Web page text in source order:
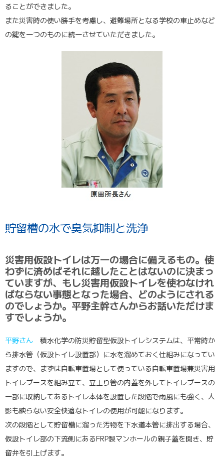
ることができました。
また災害時の使い勝手を考慮し、避難場所となる学校の車止めなど
の鍵を一つのものに統一させていただきました。
貯留槽の水で臭気抑制と洗浄
災害用仮設トイレは万一の場合に備えるもの。使
わずに済めばそれに越したことはないのに決まっ
ていますが、もし災害用仮設トイレを使わなけれ
ばならない事態となった場合、どのようにされる
のでしょうか。平野主幹さんからお話いただけま
すでしょうか。
平野さん 積水化学の防災貯留型仮設トイレシステムは、平常時か
ら排水管（仮設トイレ設置部）に水を溜めておく仕組みになってい
ますので、まずは自転車置場として使っている自転車置場兼災害用
トイレブースを組み立て、立上り管の内蓋を外してトイレブースの
一部に収納してあるトイレ本体を設置した段階で雨風にも強く、人
影も映らない安全快適なトイレの使用が可能になります。
次の段階として貯留槽に溜った汚物を下水道本管に排出する場合、
仮設トイレ部の下流側にあるFRP製マンホールの親子蓋を開き、貯
留弁を引上げます。